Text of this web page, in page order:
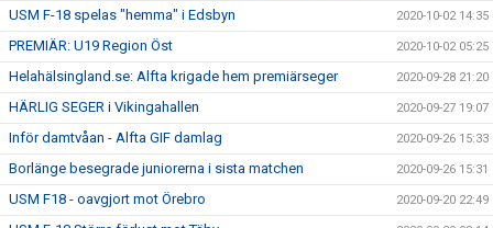
USM F-18 spelas "hemma" i Edsbyn 2020-10-02 14:35
PREMIÄR: U19 Region Öst 2020-10-02 05:25
Helahälsingland.se: Alfta krigade hem premiärseger 2020-09-28 21:20
HÄRLIG SEGER i Vikingahallen 2020-09-27 19:07
Inför damtvåan - Alfta GIF damlag 2020-09-26 15:33
Borlänge besegrade juniorerna i sista matchen 2020-09-26 15:31
USM F18 - oavgjort mot Örebro 2020-09-20 22:49